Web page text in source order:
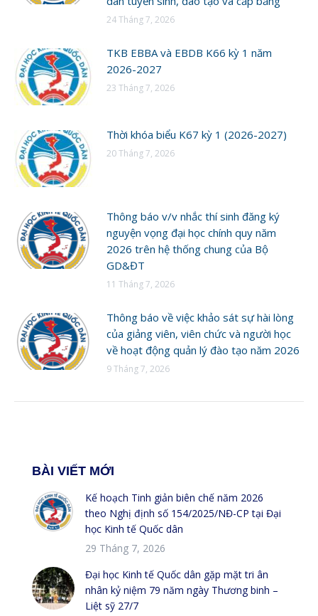
24 Tháng 7, 2026
TKB EBBA và EBDB K66 kỳ 1 năm
2026-2027
23 Tháng 7, 2026
Thời khóa biểu K67 kỳ 1 (2026-2027)
20 Tháng 7, 2026
Thông báo v/v nhắc thí sinh đăng ký
nguyện vọng đại học chính quy năm
2026 trên hệ thống chung của Bộ
GD&ĐT
11 Tháng 7, 2026
Thông báo về việc khảo sát sự hài lòng
của giảng viên, viên chức và người học
về hoạt động quản lý đào tạo năm 2026
9 Tháng 7, 2026
BÀI VIẾT MỚI
Kế hoạch Tinh giản biên chế năm 2026
theo Nghị định số 154/2025/NĐ-CP tại Đại
học Kinh tế Quốc dân
29 Tháng 7, 2026
Đại học Kinh tế Quốc dân gặp mặt tri ân
nhân kỷ niệm 79 năm ngày Thương binh –
Liệt sỹ 27/7